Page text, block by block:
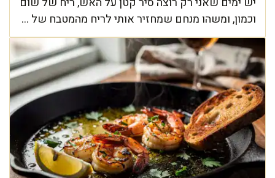
וכמון, ומשהו מנחם שמחזיר אותי לריח מהמטבח של ...